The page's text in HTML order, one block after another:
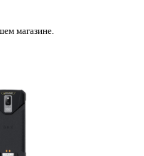
магазине.